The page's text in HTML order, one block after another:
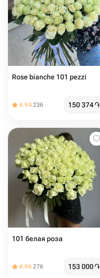
Rose bianche 101 pezzi
4.94236 150 374֏
101 белая роза
4.96276 153 000֏